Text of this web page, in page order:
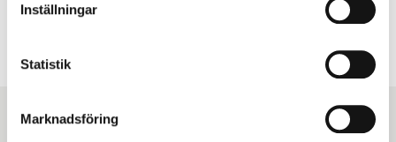
Inställningar
Statistik
Marknadsföring